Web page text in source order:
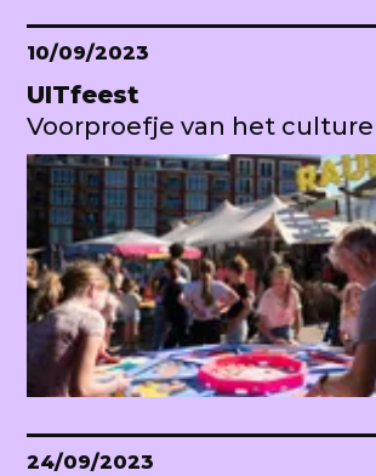
10/09/2023
UITfeest
Voorproefje van het
24/09/2023